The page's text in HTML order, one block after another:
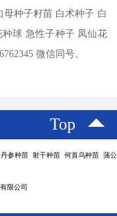
种子籽苗 白术种子 白
球 急性子种子 凤仙花
微信同号。
Top
参种苗 射干种苗 何首乌种苗 蒲公
限公司